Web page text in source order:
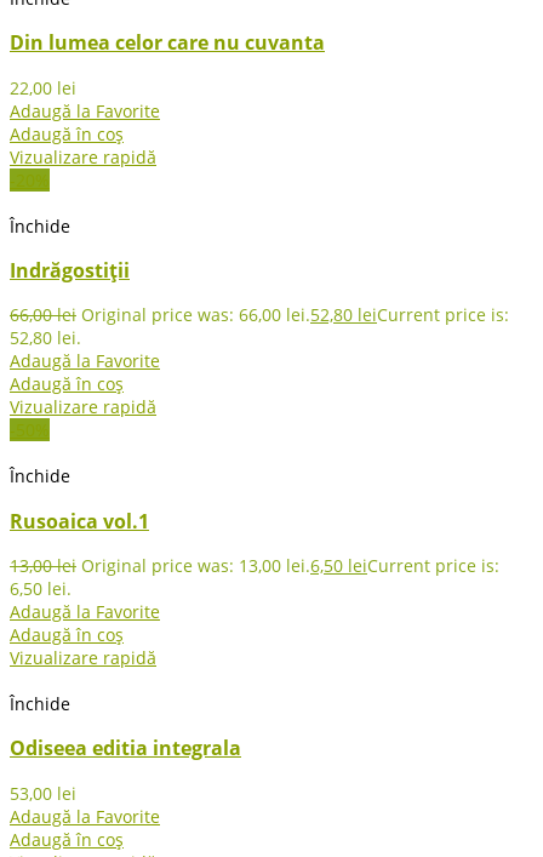
Din lumea celor care nu cuvanta
22,00 lei
Adaugă la Favorite
Adaugă în coș
Vizualizare rapidă
-20%
Închide
Indrăgostiții
66,00lei Original price was: 66,00 lei.52,80 leiCurrent price is:
52,80 lei.
Adaugă la Favorite
Adaugă în coș
Vizualizare rapidă
-50%
Închide
Rusoaica vol.1
13,00lei Original price was: 13,00 lei.6,50 leiCurrent price is:
6,50 lei.
Adaugă la Favorite
Adaugă în coș
Vizualizare rapidă
Închide
Odiseea editia integrala
53,00 lei
Adaugă la Favorite
Adaugă în coș